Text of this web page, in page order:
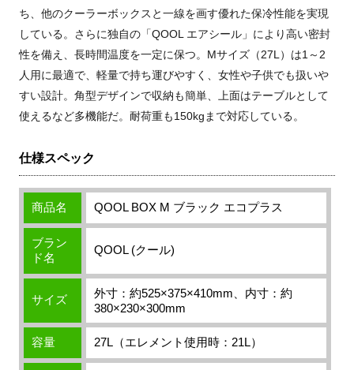
ち、他のクーラーボックスと一線を画す優れた保冷性能を実現
している。さらに独自の「QOOL エアシール」により高い密封
性を備え、長時間温度を一定に保つ。Mサイズ（27L）は1～2
人用に最適で、軽量で持ち運びやすく、女性や子供でも扱いや
すい設計。角型デザインで収納も簡単、上面はテーブルとして
使えるなど多機能だ。耐荷重も150kgまで対応している。
仕様スペック
商品名 QOOL BOX M ブラック エコプラス
ブラン
ド名
QOOL (クール)
サイズ
外寸：約525×375×410mm、内寸：約
380×230×300mm
容量 27L（エレメント使用時：21L）